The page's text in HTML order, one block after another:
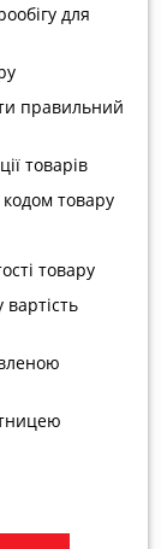
для
правильний
товарів
товару
товару